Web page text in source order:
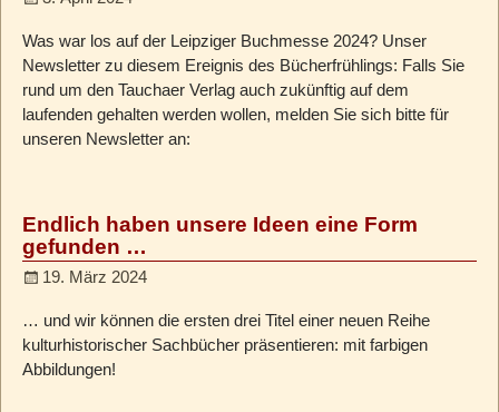
Was war los auf der Leipziger Buchmesse 2024? Unser
Newsletter zu diesem Ereignis des Bücherfrühlings: Falls Sie
rund um den Tauchaer Verlag auch zukünftig auf dem
laufenden gehalten werden wollen, melden Sie sich bitte für
unseren Newsletter an:
Endlich haben unsere Ideen eine Form
gefunden …
19. März 2024
… und wir können die ersten drei Titel einer neuen Reihe
kulturhistorischer Sachbücher präsentieren: mit farbigen
Abbildungen!